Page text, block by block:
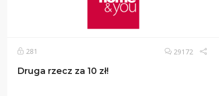
281 29172
Druga rzecz za 10 zł!